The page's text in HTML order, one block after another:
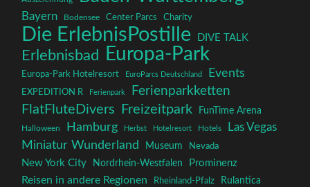
Bayern Bodensee Center Parcs Charity
Die ErlebnisPostille DIVE TALK
Erlebnisbad Europa-Park
Europa-Park Hotelresort EuroParcs Deutschland Events
EXPEDITION R Ferienpark Ferienparkketten
FlatFluteDivers Freizeitpark FunTime Arena
Halloween Hamburg Herbst Hotelresort Hotels
Las Vegas
Miniatur Wunderland
Museum Nevada
New York City Nordrhein-Westfalen Prominenz
Reisen in andere Regionen Rheinland-Pfalz Rulantica